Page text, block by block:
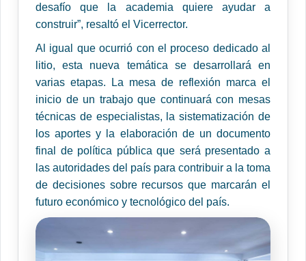
desafío que la academia quiere ayudar a
construir”, resaltó el Vicerrector.
Al igual que ocurrió con el proceso dedicado al
litio, esta nueva temática se desarrollará en
varias etapas. La mesa de reflexión marca el
inicio de un trabajo que continuará con mesas
técnicas de especialistas, la sistematización de
los aportes y la elaboración de un documento
final de política pública que será presentado a
las autoridades del país para contribuir a la toma
de decisiones sobre recursos que marcarán el
futuro económico y tecnológico del país.